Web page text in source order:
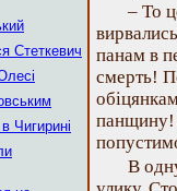
Стеткевич
Чигирині
– То
панам в
смерть!
панщину!
В